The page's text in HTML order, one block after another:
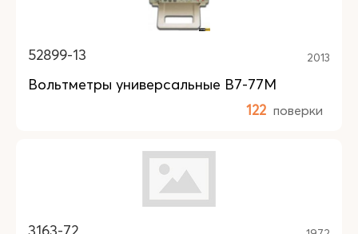
52899-13 2013
Вольтметры универсальные В7-77М
122 поверки